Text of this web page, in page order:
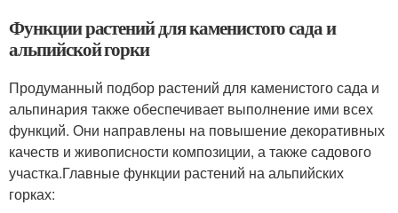
Функции растений для каменистого сада и
альпийской горки
Продуманный подбор растений для каменистого сада и
альпинария также обеспечивает выполнение ими всех
функций. Они направлены на повышение декоративных
качеств и живописности композиции, а также садового
участка.Главные функции растений на альпийских
горках: